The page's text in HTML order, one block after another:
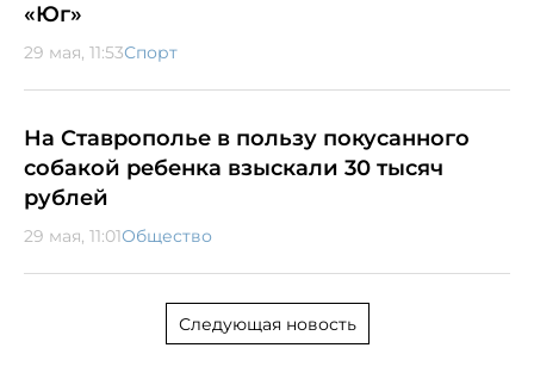
«Юг»
29 мая, 11:53Спорт
На Ставрополье в пользу покусанного
собакой ребенка взыскали 30 тысяч
рублей
29 мая, 11:01Общество
Следующая новость